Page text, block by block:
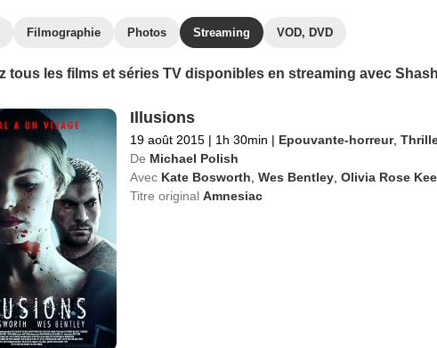
Filmographie Photos Streaming VOD, DVD
tous les films et séries TV disponibles en streaming avec
Illusions
19 août 2015 | 1h 30min | Epouvante-horreur,
De Michael Polish
Avec Kate Bosworth Wes Bentley, Olivia Rose
Titre original Amnesiac